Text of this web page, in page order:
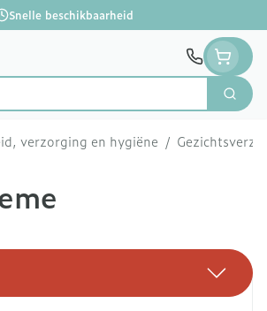
Snelle beschikbaarheid
Zoek
verzorging en hygiëne /